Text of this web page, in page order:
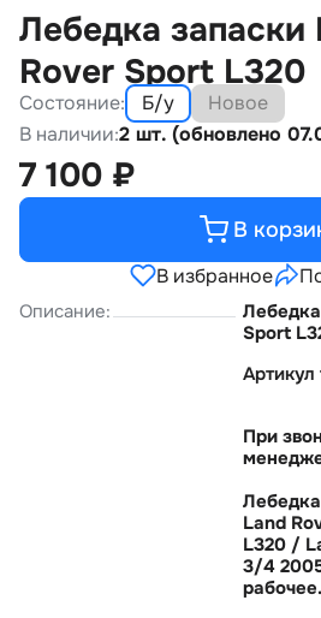
Лебедка запаски
Rover Sport L320
Состояние: Б/у
Новое
В наличии:2 шт. (обновлено
7 100 ₽
В
В избранное
Описание:
Sport
Артикул
При
Land
L320 /
3/4
рабочее.